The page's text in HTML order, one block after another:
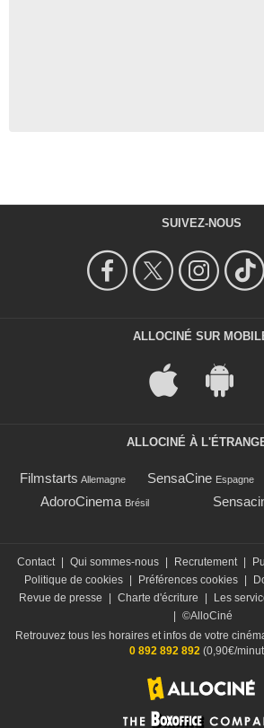
SUIVEZ-NOUS
ALLOCINÉ SUR
ALLOCINÉ À
Filmstarts Allemagne SensaCine Espagne
AdoroCinema Brésil
Contact Qui sommes-nous Recrutement
Politique de cookies
Préférences cookies
Revue de presse
Charte d'écriture Les
©AlloCiné
Retrouvez tous les horaires et infos de votre
0 892 892 892(0,90€/